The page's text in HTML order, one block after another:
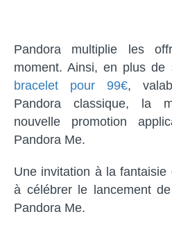
Pandora multiplie les
moment. Ainsi, en plus de
bracelet pour 99€,
Pandora classique, la
nouvelle promotion
Pandora Me.
Une invitation à la
à célébrer le lancement
Pandora Me.